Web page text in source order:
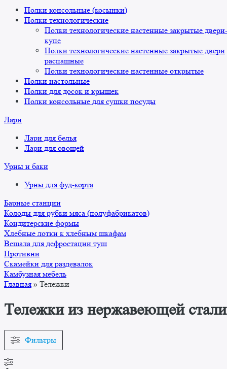
Полки консольные (косынки)
Полки технологические
Полки технологические настенные закрытые двери-
купе
Полки технологические настенные закрытые двери
распашные
Полки технологические настенные открытые
Полки настольные
Полки для досок и крышек
Полки консольные для сушки посуды
Лари
Лари для белья
Лари для овощей
Урны и баки
Урны для фуд-корта
Барные станции
Колоды для рубки мяса (полуфабрикатов)
Кондитерские формы
Хлебные лотки к хлебным шкафам
Вешала для дефростации туш
Противни
Скамейки для раздевалок
Камбузная мебель
Главная » Тележки
Тележки из нержавеющей стали
Фильтры